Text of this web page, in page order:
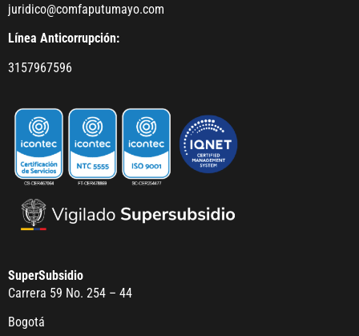
juridico@comfaputumayo.com
Línea Anticorrupción:
3157967596
SuperSubsidio
Carrera 59 No. 254 – 44
Bogotá